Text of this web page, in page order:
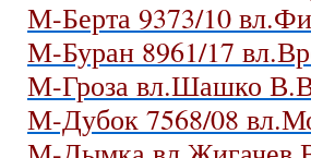
М-Берта 9373/10
М-Буран 8961/17
М-Гроза вл.Шашко
М-Дубок 7568/08